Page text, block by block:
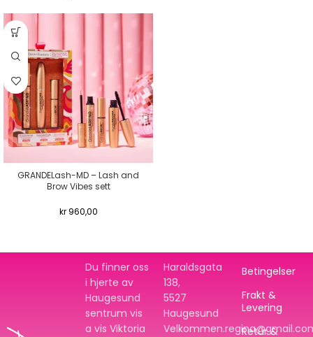
GRANDELash-MD – Lash and
Brow Vibes sett
kr960,00
Du finner oss
i hjerte av
Haugesund
sentrum vis
a vis Viktoria
Haraldsgata
138,
5527
Haugesund
Betingelser
Frakt &
Levering
Retur &